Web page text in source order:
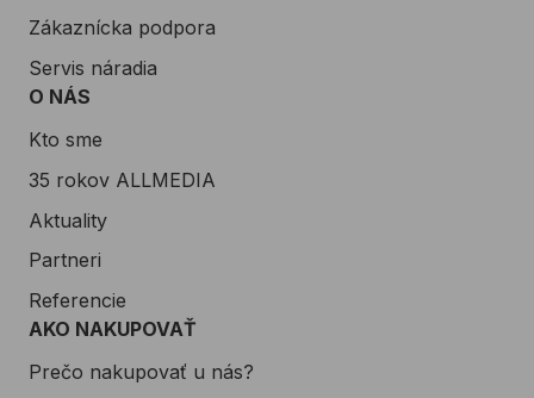
Zákaznícka podpora
Servis náradia
O NÁS
Kto sme
35 rokov ALLMEDIA
Aktuality
Partneri
Referencie
AKO NAKUPOVAŤ
Prečo nakupovať u nás?